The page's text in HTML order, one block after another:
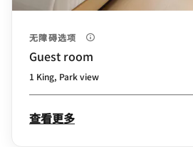
无障碍选项
Guest room
1 King, Park view
查看更多